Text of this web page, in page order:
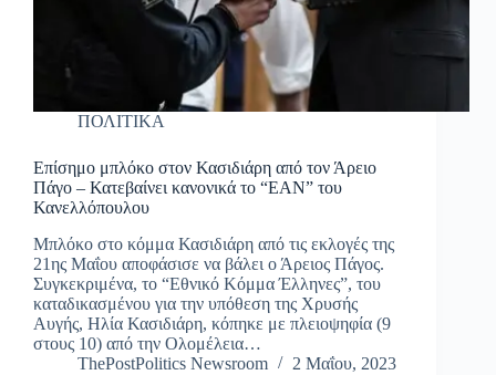
ΠΟΛΙΤΙΚΑ
Επίσημο μπλόκο στον Κασιδιάρη από τον Άρειο
Πάγο – Κατεβαίνει κανονικά το “ΕΑΝ” του
Κανελλόπουλου
Μπλόκο στο κόμμα Κασιδιάρη από τις εκλογές της
21ης Μαΐου αποφάσισε να βάλει ο Άρειος Πάγος.
Συγκεκριμένα, το “Εθνικό Κόμμα Έλληνες”, του
καταδικασμένου για την υπόθεση της Χρυσής
Αυγής, Ηλία Κασιδιάρη, κόπηκε με πλειοψηφία (9
στους 10) από την Ολομέλεια…
ThePostPolitics Newsroom
2 Μαΐου, 2023